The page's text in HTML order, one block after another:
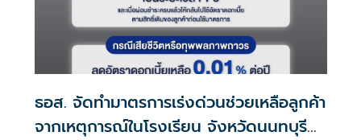
ธอส. จัดทำมาตรการเร่งด่วนช่วยเหลือลูกค้า
จากเหตุการณ์ในโรงเรียน จังหวัดนนทบุรี